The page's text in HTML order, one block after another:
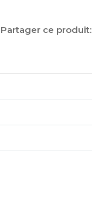
Partager ce produit: